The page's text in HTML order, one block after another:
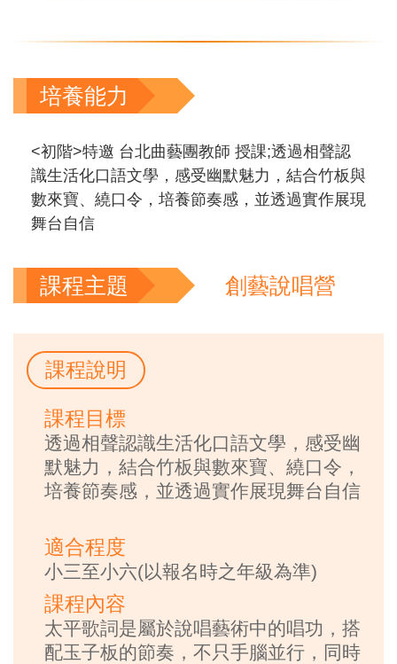
培養能力
<初階>特邀 台北曲藝團教師 授課;透過相聲認
識生活化口語文學，感受幽默魅力，結合竹板與
數來寶、繞口令，培養節奏感，並透過實作展現
舞台自信
課程主題 創藝說唱營
課程說明
課程目標
透過相聲認識生活化口語文學，感受幽
默魅力，結合竹板與數來寶、繞口令，
培養節奏感，並透過實作展現舞台自信
適合程度
小三至小六(以報名時之年級為準)
課程內容
太平歌詞是屬於說唱藝術中的唱功，搭
配玉子板的節奏，不只手腦並行，同時